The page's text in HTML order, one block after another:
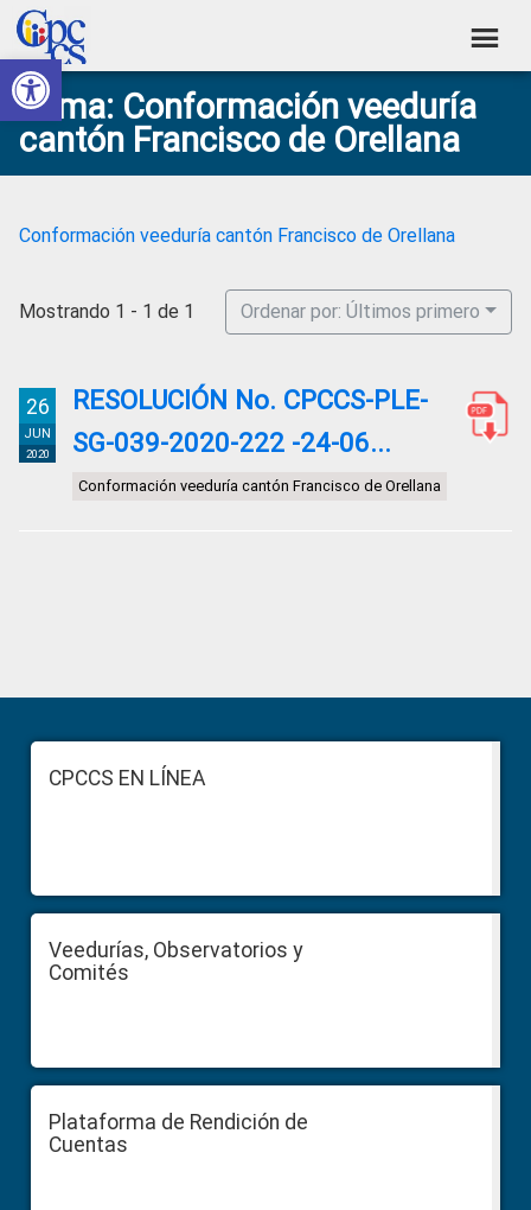
Abrir barra de herramientas
Skip
to
primary
navigation
Skip
to
main
content
Skip
to
primary
sidebar
Skip
to
footer
Consejo
de
Participación
Social
Construyendo
Poder
Ciudadano
Tema: Conformación veeduría
cantón Francisco de Orellana
Conformación veeduría cantón Francisco de Orellana
Mostrando 1 - 1 de 1 Ordenar por: Últimos primero
26
JUN
2020
RESOLUCIÓN No. CPCCS-PLE-
SG-039-2020-222 -24-06...
Conformación veeduría cantón Francisco de Orellana
Sidebar
FooterCPCCS EN LÍNEA
Veedurías, Observatorios y
Comités
Plataforma de Rendición de
Cuentas